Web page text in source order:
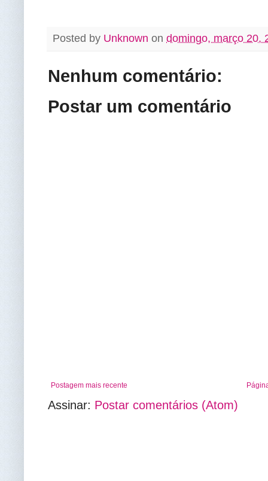
Posted by Unknown on domingo, março 20,
Nenhum comentário:
Postar um comentário
Postagem mais recente
Assinar: Postar comentários (Atom)